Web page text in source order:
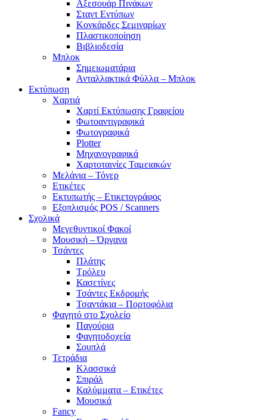
Αξεσουάρ Πινάκων
Σταντ Εντύπων
Κονκάρδες Σεμιναρίων
Πλαστικοποίηση
Βιβλιοδεσία
Μπλοκ
Σημειωματάρια
Ανταλλακτικά Φύλλα – Μπλοκ
Εκτύπωση
Χαρτιά
Χαρτί Εκτύπωσης Γραφείου
Φωτοαντιγραφικά
Φωτογραφικά
Plotter
Μηχανογραφικά
Χαρτοταινίες Ταμειακών
Μελάνια – Τόνερ
Ετικέτες
Εκτυπωτής – Ετικετογράφος
Εξοπλισμός POS / Scanners
Σχολικά
Μεγεθυντικοί Φακοί
Μουσική – Όργανα
Τσάντες
Πλάτης
Τρόλευ
Κασετίνες
Τσάντες Εκδρομής
Τσαντάκια – Πορτοφόλια
Φαγητό στο Σχολείο
Παγούρια
Φαγητοδοχεία
Σουπλά
Τετράδια
Κλασσικά
Σπιράλ
Καλύμματα – Ετικέτες
Μουσικά
Fancy